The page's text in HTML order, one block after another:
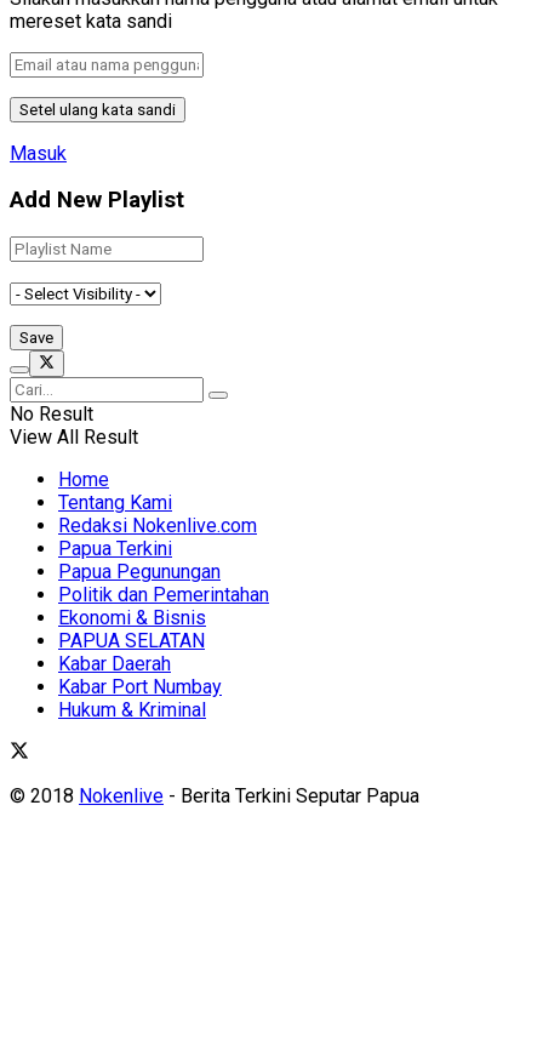
mereset kata sandi
Masuk
Add New Playlist
No Result
View All Result
Home
Tentang Kami
Redaksi Nokenlive.com
Papua Terkini
Papua Pegunungan
Politik dan Pemerintahan
Ekonomi & Bisnis
PAPUA SELATAN
Kabar Daerah
Kabar Port Numbay
Hukum & Kriminal
© 2018 Nokenlive - Berita Terkini Seputar Papua